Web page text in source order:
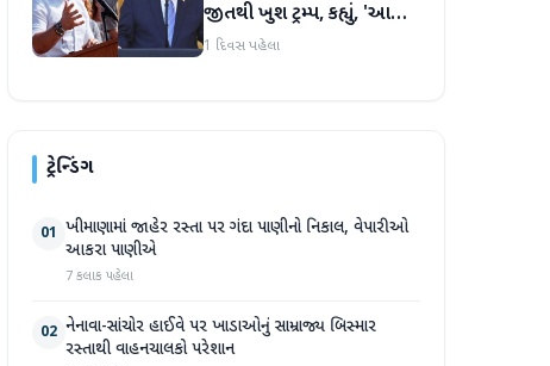
જીતથી ખુશ ટ્રમ્પ, કહ્યું, 'આ
અમારા માટે સારા સમાચાર છે'
1 દિવસ પહેલા
ટ્રેન્ડિંગ
01 ખીમાણામાં જાહેર રસ્તા પર ગંદા પાણીનો નિકાલ, વેપારીઓ
આકરા પાણીએ
7 કલાક પહેલા
02 નેનાવા-સાંચોર હાઈવે પર ખાડાઓનું સામ્રાજ્ય બિસ્માર
રસ્તાથી વાહનચાલકો પરેશાન